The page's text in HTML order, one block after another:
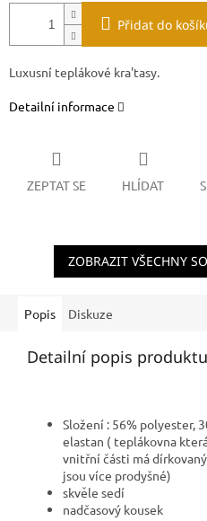
Přidat do
Luxusní teplákové kra'tasy.
Detailní informace
ZEPTAT SE HLÍDAT
ZOBRAZIT VŠECHNY
Popis Diskuze
Detailní popis produktu
Složení : 56% polyester,
elastan ( teplákovna
vnitřní části má
jsou více prodyšné)
skvěle sedí
nadčasový kousek